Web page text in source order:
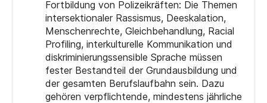
Fortbildung von Polizeikräften: Die Themen
intersektionaler Rassismus, Deeskalation,
Menschenrechte, Gleichbehandlung, Racial
Profiling, interkulturelle Kommunikation und
diskriminierungssensible Sprache müssen
fester Bestandteil der Grundausbildung und
der gesamten Berufslaufbahn sein. Dazu
gehören verpflichtende, mindestens jährliche